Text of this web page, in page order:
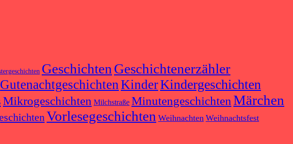
GeschichtenGeschichtenerzähler
GutenachtgeschichtenKinderKindergeschichten
Mikrogeschichten Milchstraße MinutengeschichtenMärchen
Vorlesegeschichten Weihnachten Weihnachtsfest